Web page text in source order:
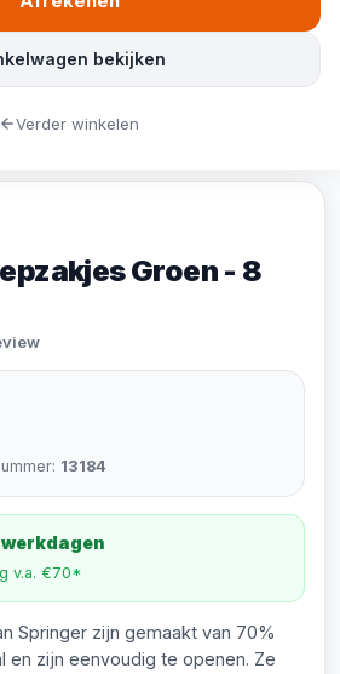
Groen - 8
13184
v.a. €70*
Springer zijn gemaakt van 70%
en zijn eenvoudig te openen. Ze
bekijken
Verder winkelen